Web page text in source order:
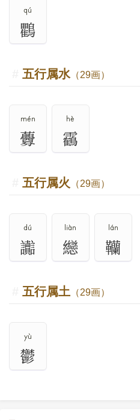
qú
鸜
五行属水（29画）
mén
虋
hè
靏
五行属火 （29画）
dú
讟
liàn
纞
lán
韊
五行属土 （29画）
yù
鬱